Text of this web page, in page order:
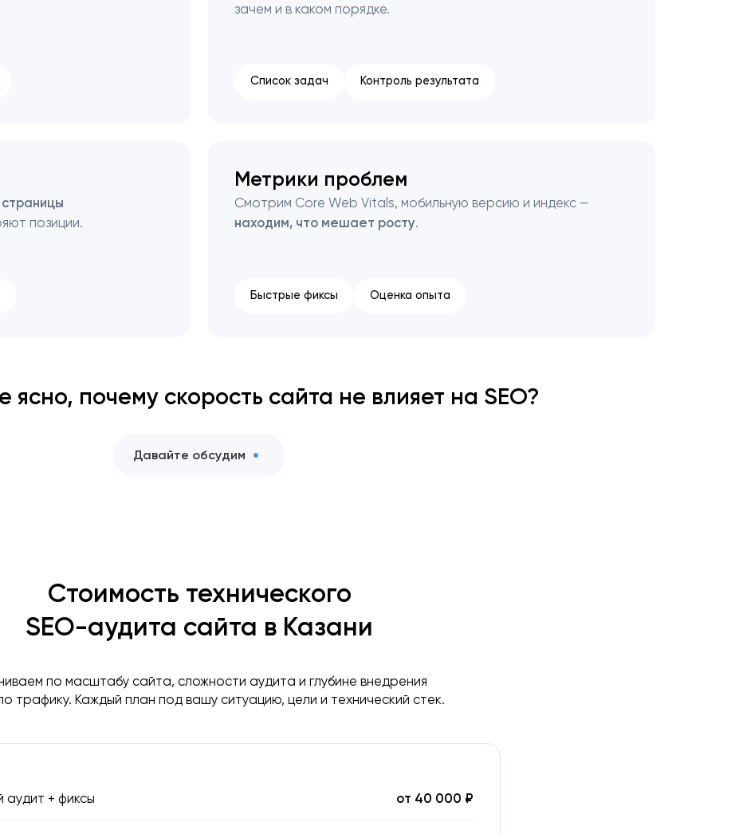
зачем и в каком порядке.
Список задач Контроль результата
позиции.
Метрики проблем
Смотрим Core Web Vitals, мобильную версию и индекс —
находим, что мешает росту.
Быстрые фиксы Оценка опыта
ясно, почему скорость сайта не влияет на SEO?
Давайте обсудим
Стоимость технического
SEO-аудита сайта в Казани
по масштабу сайта, сложности аудита и глубине внедрения
трафику. Каждый план под вашу ситуацию, цели и технический стек.
аудит + фиксы от 40 000 ₽